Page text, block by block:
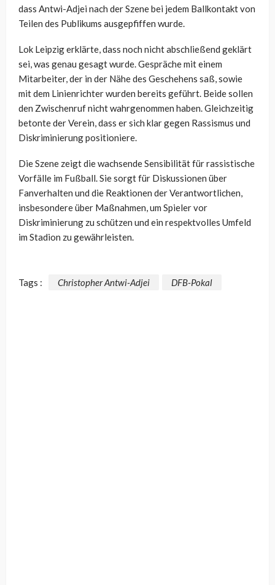
dass Antwi-Adjei nach der Szene bei jedem Ballkontakt von
Teilen des Publikums ausgepfiffen wurde.
Lok Leipzig erklärte, dass noch nicht abschließend geklärt
sei, was genau gesagt wurde. Gespräche mit einem
Mitarbeiter, der in der Nähe des Geschehens saß, sowie
mit dem Linienrichter wurden bereits geführt. Beide sollen
den Zwischenruf nicht wahrgenommen haben. Gleichzeitig
betonte der Verein, dass er sich klar gegen Rassismus und
Diskriminierung positioniere.
Die Szene zeigt die wachsende Sensibilität für rassistische
Vorfälle im Fußball. Sie sorgt für Diskussionen über
Fanverhalten und die Reaktionen der Verantwortlichen,
insbesondere über Maßnahmen, um Spieler vor
Diskriminierung zu schützen und ein respektvolles Umfeld
im Stadion zu gewährleisten.
Tags : Christopher Antwi-Adjei DFB-Pokal